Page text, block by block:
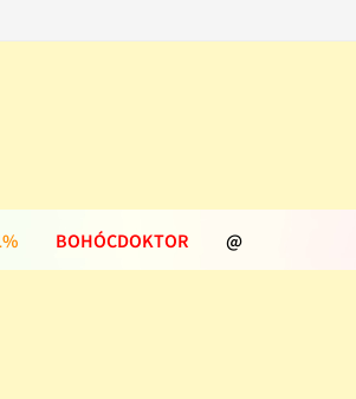
BOHÓCDOKTOR @